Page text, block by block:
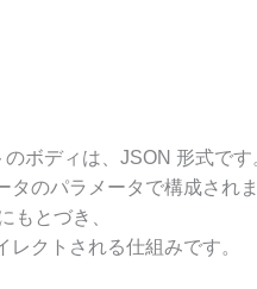
ボディは、JSON 形式です
のパラメータで構成されま
もとづき、
クトされる仕組みです。